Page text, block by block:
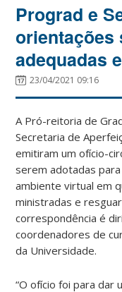
Prograd e
orientações
adequadas
23/04/2021 09:16
A Pró-reitoria de
Secretaria de
emitiram um ofício-
serem adotadas
ambiente virtual em
ministradas e
correspondência é
coordenadores de
da Universidade.
“O ofício foi para dar